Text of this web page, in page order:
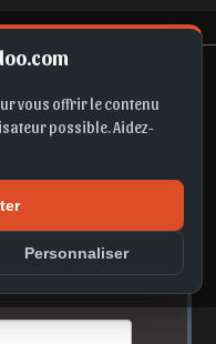
vous offrir le contenu
possible. Aidez-
Personnaliser